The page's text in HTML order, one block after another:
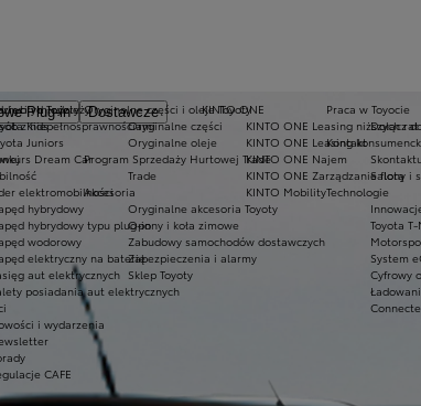
Plug-in
Dostawcze
hybryd Toyoty
z niepełnosprawnościami
i młodzieży
Kids
Juniors
Dream Car
elektromobilności
hybrydowy
hybrydowy typu plug-in
wodorowy
elektryczny na baterię
aut elektrycznych
posiadania aut elektrycznych
i wydarzenia
CAFE
Praca w Toyocie
Dołącz
Kontakt
Salony i
Technologie
Toyota
System
Cyfrowy
KINTO ONE
KINTO ONE Leasing niższych rat
KINTO ONE Leasing
KINTO ONE Najem
KINTO ONE Zarządzanie flotą
KINTO Mobility
Oryginalne części i oleje Toyoty
Oryginalne części
Oryginalne oleje
Program Sprzedaży Hurtowej Trade
Trade
Akcesoria
Oryginalne akcesoria Toyoty
Opony i koła zimowe
Zabudowy samochodów dostawczych
Zabezpieczenia i alarmy
Sklep Toyoty